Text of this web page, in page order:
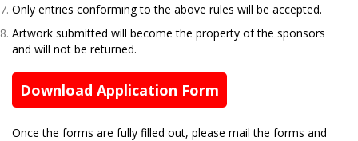
Only entries conforming to the above rules will be accepted.
Artwork submitted will become the property of the sponsors
and will not be returned.
Download Application Form
Once the forms are fully filled out, please mail the forms and